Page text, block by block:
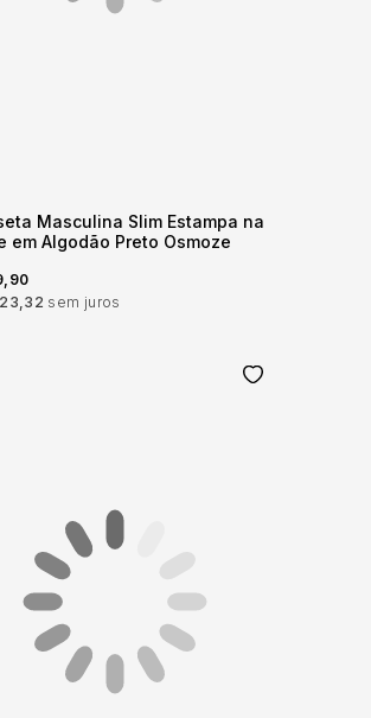
Masculina Slim Estampa na
em Algodão Preto Osmoze
sem juros